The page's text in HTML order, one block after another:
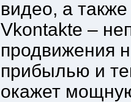
видео, а
Vkontakte –
продвижения
прибылью и
окажет